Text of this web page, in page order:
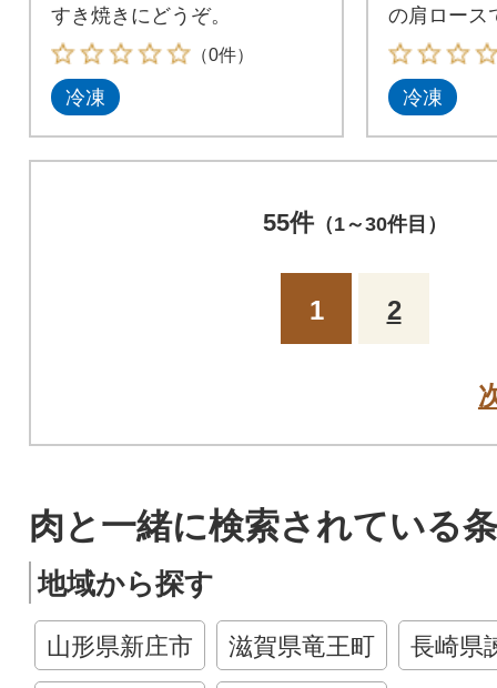
すき焼きにどうぞ。
（0件）
冷凍
の肩ロース
冷凍
55件（1～30件目）
1 2
肉と一緒に検索されている
地域から探す
山形県新庄市 滋賀県竜王町 長崎県